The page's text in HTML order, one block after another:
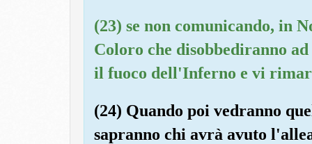
(23) se non comunicando, in
Coloro che disobbediranno
il fuoco dell'Inferno e vi
(24) Quando poi vedranno
sapranno chi avrà avuto